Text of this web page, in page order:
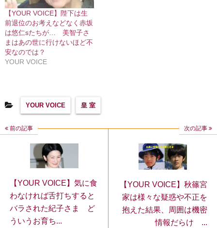
【YOUR VOICE】陛下は生
前退位のお考えなどなく赤坂
は悠仁sたちが… 美智子さ
まはあの世に行けないほど不
安なのでは？
YOUR VOICE
YOUR VOICE 皇 室
前の記事
【YOUR VOICE】気に食
わなければ舌打ちすると
バラされた紀子さま ど
ういうお育ち...
次の記事
【YOUR VOICE】秋篠宮
家は様々な疑惑や不正を
抱えた結果、周囲は機密
情報だらけ ...